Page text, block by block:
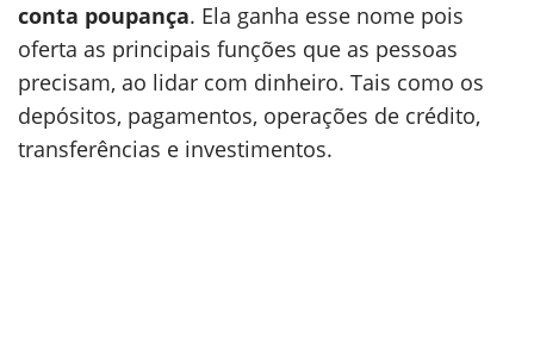
conta poupança. Ela ganha esse nome pois
oferta as principais funções que as pessoas
precisam, ao lidar com dinheiro. Tais como os
depósitos, pagamentos, operações de crédito,
transferências e investimentos.